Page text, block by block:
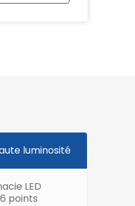
luminosité
LED
points